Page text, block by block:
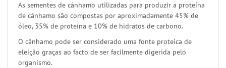
As sementes de cânhamo utilizadas para produzir a proteína
de cânhamo são compostas por aproximadamente 45% de
óleo, 35% de proteína e 10% de hidratos de carbono.
O cânhamo pode ser considerado uma fonte proteica de
eleição graças ao facto de ser facilmente digerida pelo
organismo.